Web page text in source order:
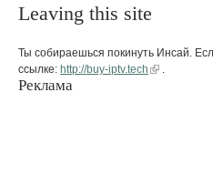
Leaving this site
Ты собираешься покинуть Инсай.
ссылке: http://buy-iptv.tech
Реклама